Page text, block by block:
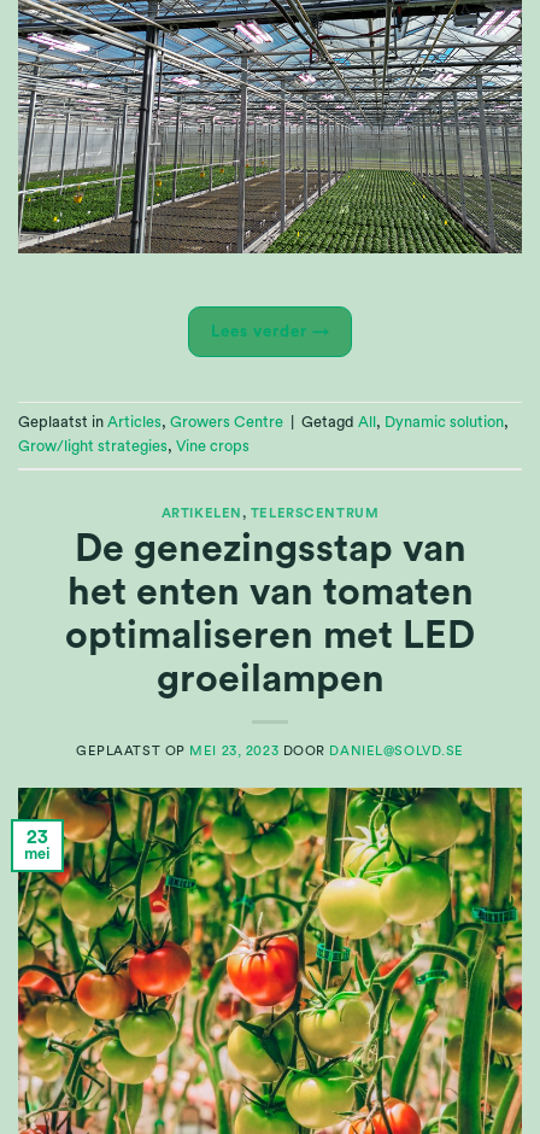
Lees verder →
Geplaatst in Articles, Growers Centre Getagd All , Dynamic solution,
Grow/light strategies, Vine crops
ARTIKELEN , TELERSCENTRUM
De genezingsstap van
het enten van tomaten
optimaliseren met LED
groeilampen
GEPLAATST OP MEI 23, 2023 DOOR DANIEL@SOLVD.SE
23
mei